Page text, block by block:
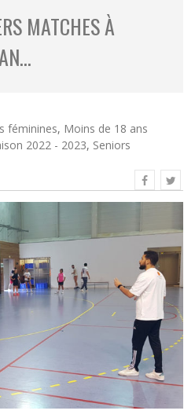
MATCHES À
féminines, Moins de 18 ans
2022 - 2023, Seniors